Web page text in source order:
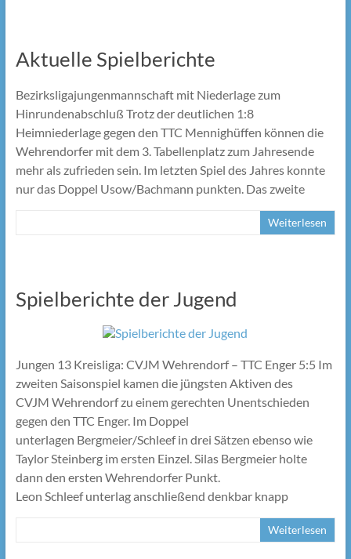
Aktuelle Spielberichte
Bezirksligajungenmannschaft mit Niederlage zum
Hinrundenabschluß Trotz der deutlichen 1:8
Heimniederlage gegen den TTC Mennighüffen können die
Wehrendorfer mit dem 3. Tabellenplatz zum Jahresende
mehr als zufrieden sein. Im letzten Spiel des Jahres konnte
nur das Doppel Usow/Bachmann punkten. Das zweite
Weiterlesen
Spielberichte der Jugend
Jungen 13 Kreisliga: CVJM Wehrendorf – TTC Enger 5:5 Im
zweiten Saisonspiel kamen die jüngsten Aktiven des
CVJM Wehrendorf zu einem gerechten Unentschieden
gegen den TTC Enger. Im Doppel
unterlagen Bergmeier/Schleef in drei Sätzen ebenso wie
Taylor Steinberg im ersten Einzel. Silas Bergmeier holte
dann den ersten Wehrendorfer Punkt.
Leon Schleef unterlag anschließend denkbar knapp
Weiterlesen